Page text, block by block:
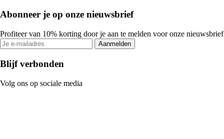
Abonneer je op onze nieuwsbrief
Profiteer van 10% korting door je aan te melden voor onze nieuwsbrief
Aanmelden
Blijf verbonden
Volg ons op sociale media